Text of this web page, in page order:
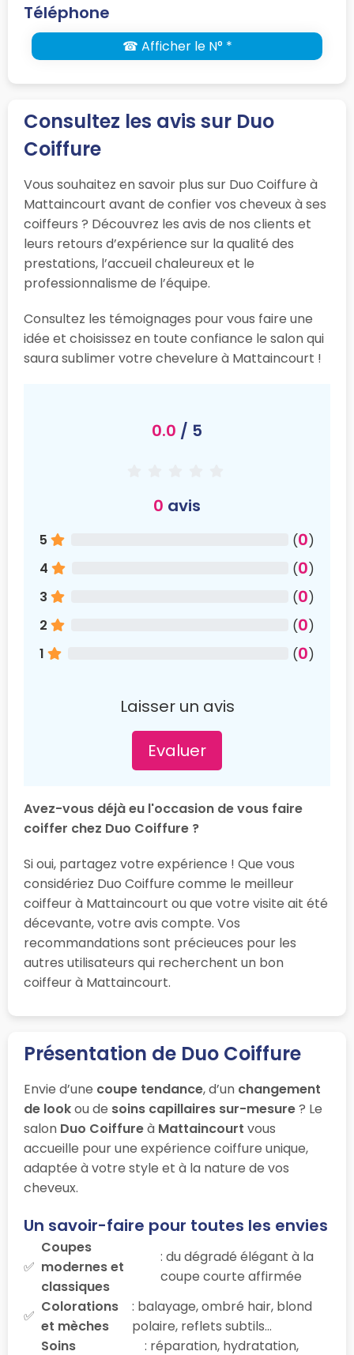
Téléphone
☎ Afficher le N° *
Consultez les avis sur Duo
Coiffure
Vous souhaitez en savoir plus sur Duo Coiffure à
Mattaincourt avant de confier vos cheveux à ses
coiffeurs ? Découvrez les avis de nos clients et
leurs retours d’expérience sur la qualité des
prestations, l’accueil chaleureux et le
professionnalisme de l’équipe.
Consultez les témoignages pour vous faire une
idée et choisissez en toute confiance le salon qui
saura sublimer votre chevelure à Mattaincourt !
0.0 / 5
0 avis
5 (0)
4
(0)
3
(0)
2
(0)
1
(0)
Laisser un avis
Evaluer
Avez-vous déjà eu l'occasion de vous faire
coiffer chez Duo Coiffure ?
Si oui, partagez votre expérience ! Que vous
considériez Duo Coiffure comme le meilleur
coiffeur à Mattaincourt ou que votre visite ait été
décevante, votre avis compte. Vos
recommandations sont précieuces pour les
autres utilisateurs qui recherchent un bon
coiffeur à Mattaincourt.
Présentation de Duo Coiffure
Envie d’une coupe tendance, d’un changement
de lookou de soins capillaires sur-mesure? Le
salon Duo Coiffureà Mattaincourt vous
accueille pour une expérience coiffure unique,
adaptée à votre style et à la nature de vos
cheveux.
Un savoir-faire pour toutes les envies
Coupes
modernes et
classiques
: du dégradé élégant à la
coupe courte affirmée
Colorations
et mèches
: balayage, ombré hair, blond
polaire, reflets subtils…
Soins
: réparation, hydratation,